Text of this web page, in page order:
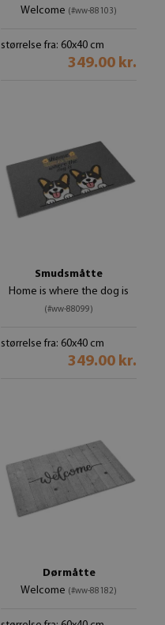
Welcome (#ww-88103)
størrelse fra: 60x40 cm
349.00 kr.
Smudsmåtte
Home is where the dog is
(#ww-88099)
størrelse fra: 60x40 cm
349.00 kr.
Dørmåtte
Welcome (#ww-88182)